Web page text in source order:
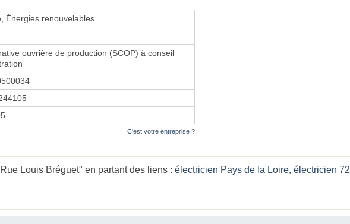
Énergies renouvelables
ouvrière de production (SCOP) à conseil
C'est votre entreprise ?
Louis Bréguet" en partant des liens : électricien Pays de la Loire, électricien 72